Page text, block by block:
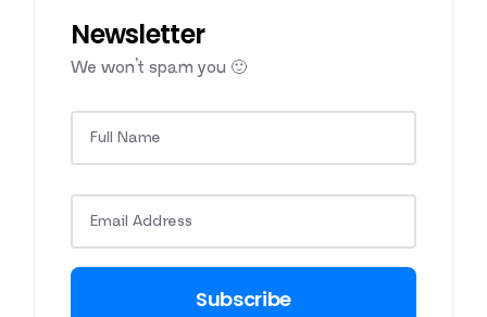
Newsletter
We won’t spam you 🙂
Subscribe